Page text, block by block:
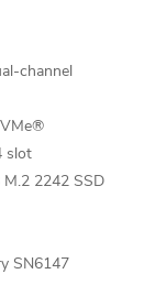
channel
slot
M.2 2242 SSD
SN6147